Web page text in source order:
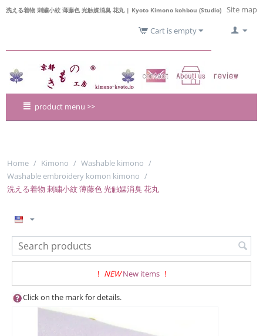
洗える着物 刺繍小紋 薄藤色 光触媒消臭 花丸 | Kyoto Kimono kohbou (Studio)
Site map
Cart is empty
product menu >>
Home / Kimono / Washable kimono /
Washable embroidery komon kimono /
洗える着物 刺繍小紋 薄藤色 光触媒消臭 花丸
! NEW New items !
Click on the mark for details.